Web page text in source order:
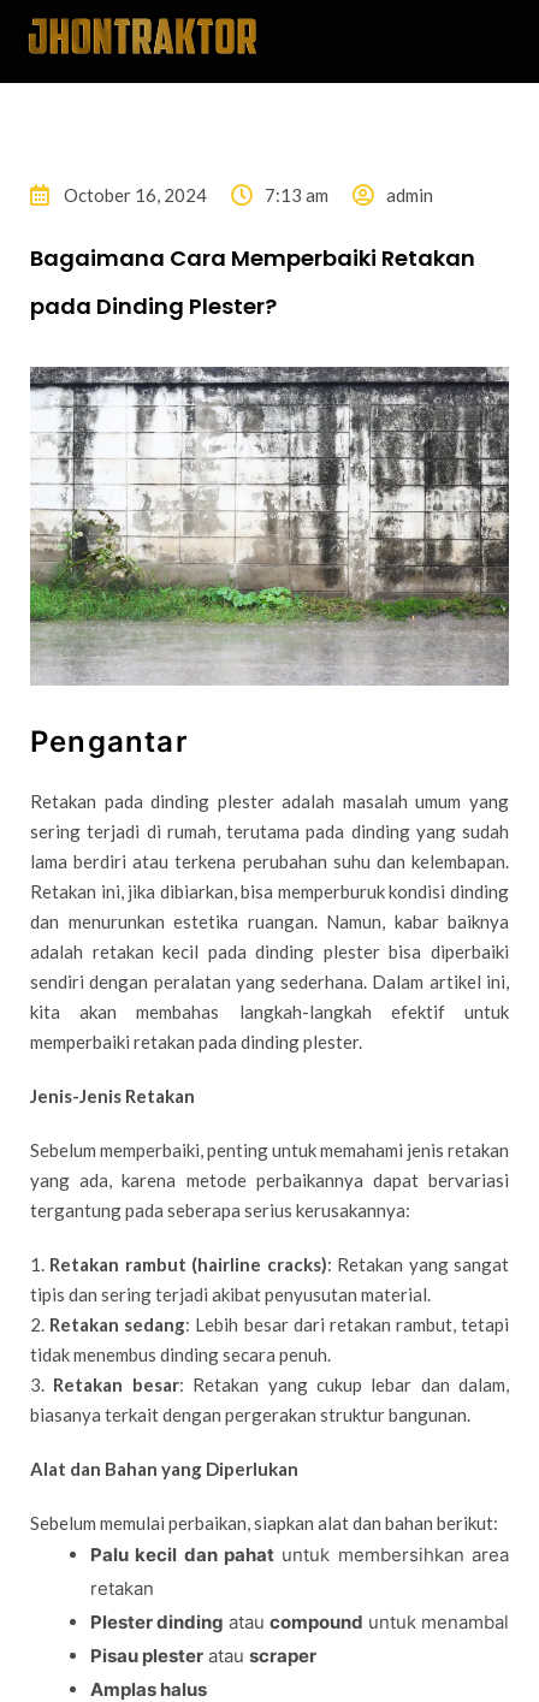
October 16, 2024 7:13 am admin
Bagaimana Cara Memperbaiki Retakan
pada Dinding Plester?
Pengantar
Retakan pada dinding plester adalah masalah umum yang
sering terjadi di rumah, terutama pada dinding yang sudah
lama berdiri atau terkena perubahan suhu dan kelembapan.
Retakan ini, jika dibiarkan, bisa memperburuk kondisi dinding
dan menurunkan estetika ruangan. Namun, kabar baiknya
adalah retakan kecil pada dinding plester bisa diperbaiki
sendiri dengan peralatan yang sederhana. Dalam artikel ini,
kita akan membahas langkah-langkah efektif untuk
memperbaiki retakan pada dinding plester.
Jenis-Jenis Retakan
Sebelum memperbaiki, penting untuk memahami jenis retakan
yang ada, karena metode perbaikannya dapat bervariasi
tergantung pada seberapa serius kerusakannya:
1. Retakan rambut (hairline cracks): Retakan yang sangat
tipis dan sering terjadi akibat penyusutan material.
2. Retakan sedang: Lebih besar dari retakan rambut, tetapi
tidak menembus dinding secara penuh.
3. Retakan besar: Retakan yang cukup lebar dan dalam,
biasanya terkait dengan pergerakan struktur bangunan.
Alat dan Bahan yang Diperlukan
Sebelum memulai perbaikan, siapkan alat dan bahan berikut:
Palu kecil dan pahat untuk membersihkan area
retakan
Plester dinding atau compound untuk menambal
Pisau plester atau scraper
Amplas halus